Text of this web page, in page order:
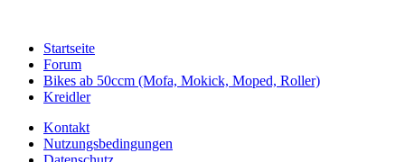
Startseite
Forum
Bikes ab 50ccm (Mofa, Mokick, Moped, Roller)
Kreidler
Kontakt
Nutzungsbedingungen